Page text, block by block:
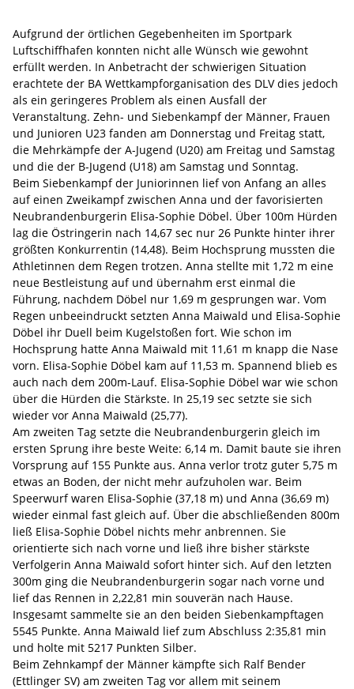
Aufgrund der örtlichen Gegebenheiten im Sportpark
Luftschiffhafen konnten nicht alle Wünsch wie gewohnt
erfüllt werden. In Anbetracht der schwierigen Situation
erachtete der BA Wettkampforganisation des DLV dies jedoch
als ein geringeres Problem als einen Ausfall der
Veranstaltung. Zehn- und Siebenkampf der Männer, Frauen
und Junioren U23 fanden am Donnerstag und Freitag statt,
die Mehrkämpfe der A-Jugend (U20) am Freitag und Samstag
und die der B-Jugend (U18) am Samstag und Sonntag.
Beim Siebenkampf der Juniorinnen lief von Anfang an alles
auf einen Zweikampf zwischen Anna und der favorisierten
Neubrandenburgerin Elisa-Sophie Döbel. Über 100m Hürden
lag die Östringerin nach 14,67 sec nur 26 Punkte hinter ihrer
größten Konkurrentin (14,48). Beim Hochsprung mussten die
Athletinnen dem Regen trotzen. Anna stellte mit 1,72 m eine
neue Bestleistung auf und übernahm erst einmal die
Führung, nachdem Döbel nur 1,69 m gesprungen war. Vom
Regen unbeeindruckt setzten Anna Maiwald und Elisa-Sophie
Döbel ihr Duell beim Kugelstoßen fort. Wie schon im
Hochsprung hatte Anna Maiwald mit 11,61 m knapp die Nase
vorn. Elisa-Sophie Döbel kam auf 11,53 m. Spannend blieb es
auch nach dem 200m-Lauf. Elisa-Sophie Döbel war wie schon
über die Hürden die Stärkste. In 25,19 sec setzte sie sich
wieder vor Anna Maiwald (25,77).
Am zweiten Tag setzte die Neubrandenburgerin gleich im
ersten Sprung ihre beste Weite: 6,14 m. Damit baute sie ihren
Vorsprung auf 155 Punkte aus. Anna verlor trotz guter 5,75 m
etwas an Boden, der nicht mehr aufzuholen war. Beim
Speerwurf waren Elisa-Sophie (37,18 m) und Anna (36,69 m)
wieder einmal fast gleich auf. Über die abschließenden 800m
ließ Elisa-Sophie Döbel nichts mehr anbrennen. Sie
orientierte sich nach vorne und ließ ihre bisher stärkste
Verfolgerin Anna Maiwald sofort hinter sich. Auf den letzten
300m ging die Neubrandenburgerin sogar nach vorne und
lief das Rennen in 2,22,81 min souverän nach Hause.
Insgesamt sammelte sie an den beiden Siebenkampftagen
5545 Punkte. Anna Maiwald lief zum Abschluss 2:35,81 min
und holte mit 5217 Punkten Silber.
Beim Zehnkampf der Männer kämpfte sich Ralf Bender
(Ettlinger SV) am zweiten Tag vor allem mit seinem